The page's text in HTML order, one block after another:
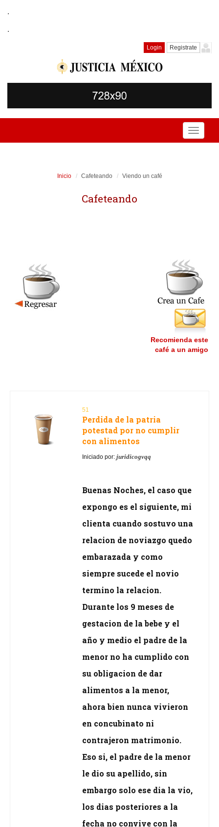
.
.
Login Registrate
Toggle
Inicio Cafeteando Viendo un café
Cafeteando
Recomienda este
café a un amigo
51
Perdida de la patria
potestad por no cumplir
con alimentos
Iniciado por: juridicogvqq
Buenas Noches, el caso que
expongo es el siguiente, mi
clienta cuando sostuvo una
relacion de noviazgo quedo
embarazada y como
siempre sucede el novio
termino la relacion.
Durante los 9 meses de
gestacion de la bebe y el
año y medio el padre de la
menor no ha cumplido con
su obligacion de dar
alimentos a la menor,
ahora bien nunca vivieron
en concubinato ni
contrajeron matrimonio.
Eso si, el padre de la menor
le dio su apellido, sin
embargo solo ese dia la vio,
los dias posteriores a la
fecha no convive con la